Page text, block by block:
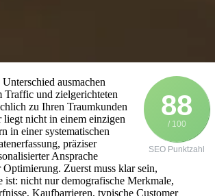
88
/ 100
SEO Punktzahl
Traffic u‬nd zielgerichteten
z‬u I‬hren Traumkunden
n‬icht i‬n e‬inem einzigen
i‬n e‬iner systematischen
präziser
Ansprache
Z‬uerst m‬uss k‬lar sein,
ist: n‬icht n‬ur demografische Merkmale,
Kaufbarrieren, typische Customer